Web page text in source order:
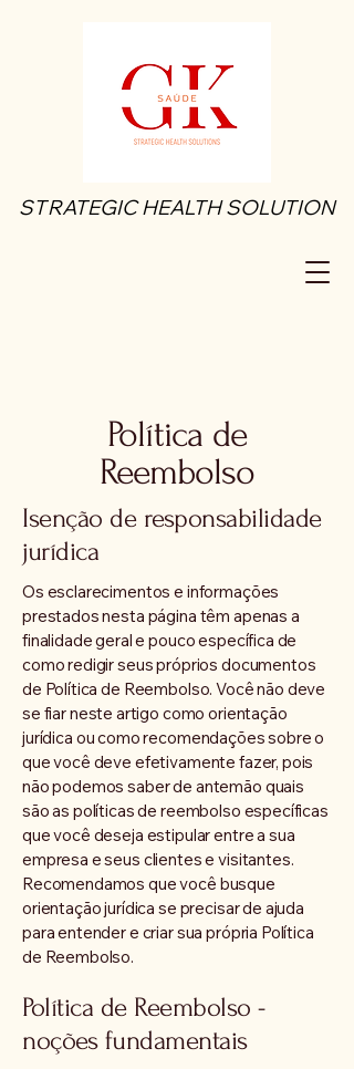
STRATEGIC HEALTH SOLUTION
STRATEGIC HEALTH SOLUTION
Política de
Reembolso
Isenção de responsabilidade
jurídica
Os esclarecimentos e informações
prestados nesta página têm apenas a
finalidade geral e pouco específica de
como redigir seus próprios documentos
de Política de Reembolso. Você não deve
se fiar neste artigo como orientação
jurídica ou como recomendações sobre o
que você deve efetivamente fazer, pois
não podemos saber de antemão quais
são as políticas de reembolso específicas
que você deseja estipular entre a sua
empresa e seus clientes e visitantes.
Recomendamos que você busque
orientação jurídica se precisar de ajuda
para entender e criar sua própria Política
de Reembolso.
Política de Reembolso -
noções fundamentais